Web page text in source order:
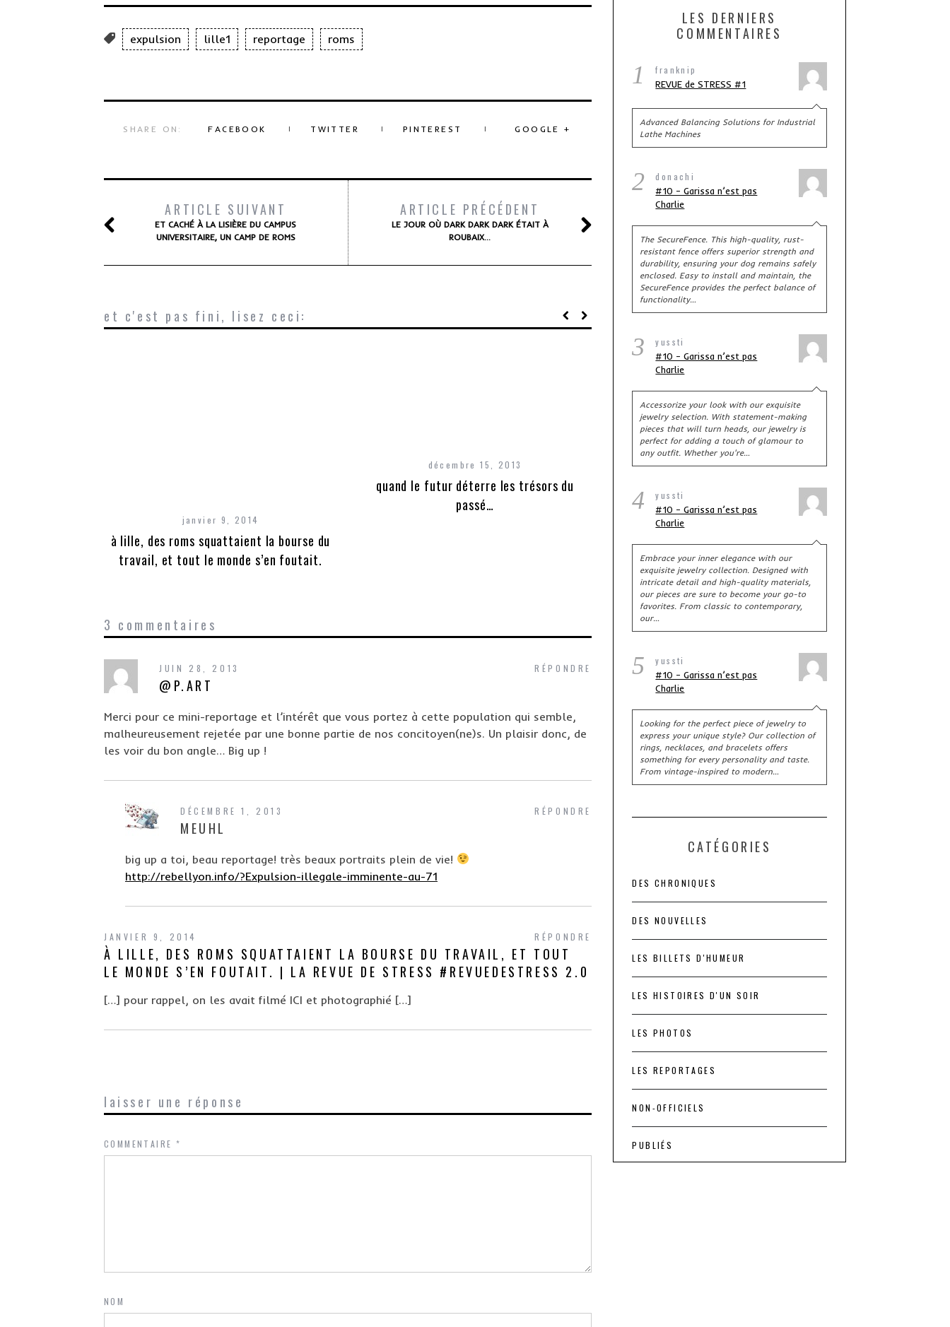
expulsion lille1 reportage roms
SHARE ON: FACEBOOK TWITTER PINTEREST GOOGLE +
ARTICLE SUIVANT
ET CACHÉ À LA LISIÈRE DU CAMPUS
UNIVERSITAIRE, UN CAMP DE ROMS
ARTICLE PRÉCÉDENT
LE JOUR OÙ DARK DARK DARK ÉTAIT À
ROUBAIX…
et c'est pas fini, lisez ceci:
janvier 9, 2014
à lille, des roms squattaient la bourse du
travail, et tout le monde s’en foutait.
décembre 15, 2013
quand le futur déterre les trésors du
passé…
1er novembre au cimetière de l’est : un jour
comme les autres.
3 commentaires
RÉPONDRE
JUIN 28, 2013
@P.ART
Merci pour ce mini-reportage et l’intérêt que vous portez à cette population qui semble,
malheureusement rejetée par une bonne partie de nos concitoyen(ne)s. Un plaisir donc, de
les voir du bon angle… Big up !
RÉPONDRE
DÉCEMBRE 1, 2013
MEUHL
big up a toi, beau reportage! très beaux portraits plein de vie!
http://rebellyon.info/?Expulsion-illegale-imminente-au-71
RÉPONDRE
JANVIER 9, 2014
À LILLE, DES ROMS SQUATTAIENT LA BOURSE DU TRAVAIL, ET TOUT
LE MONDE S’EN FOUTAIT. | LA REVUE DE STRESS #REVUEDESTRESS 2.0
[…] pour rappel, on les avait filmé ICI et photographié […]
laisser une réponse
COMMENTAIRE *
NOM
LES DERNIERS
COMMENTAIRES
1 franknip
REVUE de STRESS #1
Advanced Balancing Solutions for Industrial
Lathe Machines
2 donachi
#10 – Garissa n’est pas
Charlie
The SecureFence. This high-quality, rust-
resistant fence offers superior strength and
durability, ensuring your dog remains safely
enclosed. Easy to install and maintain, the
SecureFence provides the perfect balance of
functionality…
3 yussti
#10 – Garissa n’est pas
Charlie
Accessorize your look with our exquisite
jewelry selection. With statement-making
pieces that will turn heads, our jewelry is
perfect for adding a touch of glamour to
any outfit. Whether you're…
4 yussti
#10 – Garissa n’est pas
Charlie
Embrace your inner elegance with our
exquisite jewelry collection. Designed with
intricate detail and high-quality materials,
our pieces are sure to become your go-to
favorites. From classic to contemporary,
our…
5 yussti
#10 – Garissa n’est pas
Charlie
Looking for the perfect piece of jewelry to
express your unique style? Our collection of
rings, necklaces, and bracelets offers
something for every personality and taste.
From vintage-inspired to modern…
CATÉGORIES
DES CHRONIQUES
DES NOUVELLES
LES BILLETS D'HUMEUR
LES HISTOIRES D'UN SOIR
LES PHOTOS
LES REPORTAGES
NON-OFFICIELS
PUBLIÉS